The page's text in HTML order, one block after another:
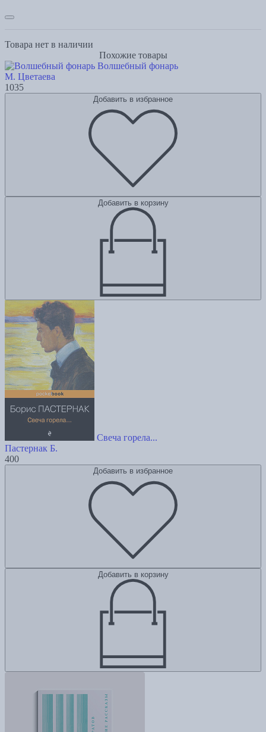
Товара нет в наличии
Похожие товары
Волшебный фонарь
М. Цветаева
1035
Добавить в избранное
Добавить в корзину
Свеча горела...
Пастернак Б.
400
Добавить в избранное
Добавить в корзину